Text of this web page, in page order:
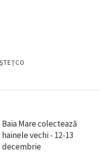
Baia Mare colectează
hainele vechi - 12-13
decembrie